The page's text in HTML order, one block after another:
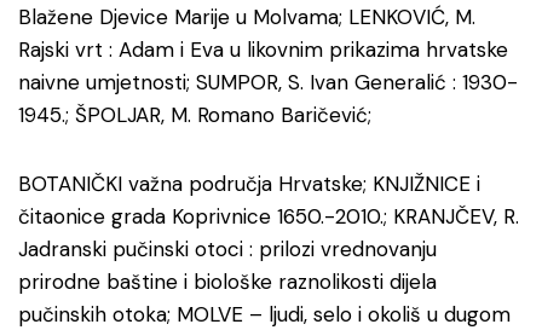
Blažene Djevice Marije u Molvama; LENKOVIĆ, M.
Rajski vrt : Adam i Eva u likovnim prikazima hrvatske
naivne umjetnosti; SUMPOR, S. Ivan Generalić : 1930-
1945.; ŠPOLJAR, M. Romano Baričević;
BOTANIČKI važna područja Hrvatske; KNJIŽNICE i
čitaonice grada Koprivnice 1650.-2010.; KRANJČEV, R.
Jadranski pučinski otoci : prilozi vrednovanju
prirodne baštine i biološke raznolikosti dijela
pučinskih otoka; MOLVE – ljudi, selo i okoliš u dugom